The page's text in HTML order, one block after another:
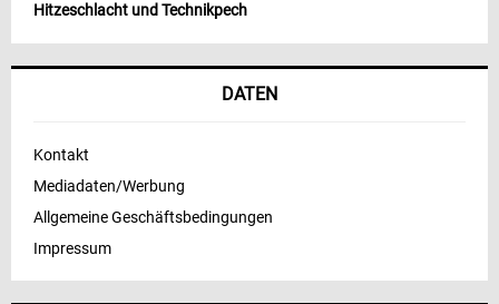
Hitzeschlacht und Technikpech
DATEN
Kontakt
Mediadaten/Werbung
Allgemeine Geschäftsbedingungen
Impressum